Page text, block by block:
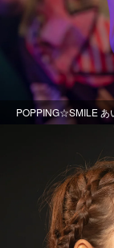
POPPING☆SMILE あ